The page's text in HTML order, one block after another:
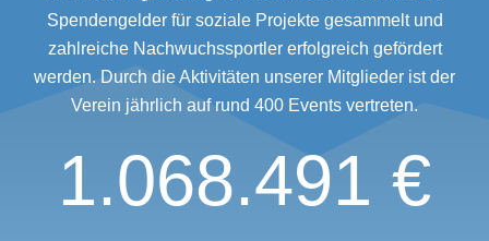
Spendengelder für soziale Projekte gesammelt und
zahlreiche Nachwuchssportler erfolgreich gefördert
werden. Durch die Aktivitäten unserer Mitglieder ist der
Verein jährlich auf rund 400 Events vertreten.
1.068.491 €